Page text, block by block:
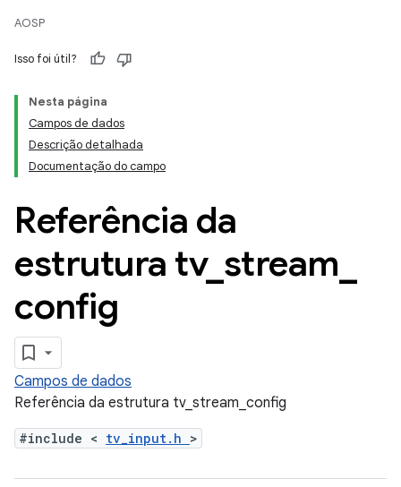
AOSP
Isso foi útil?
Nesta página
Campos de dados
Descrição detalhada
Documentação do campo
Referência da
estrutura tv_ stream
config
Campos de dados
Referência da estrutura tv_stream_config
#include < tv_input.h >